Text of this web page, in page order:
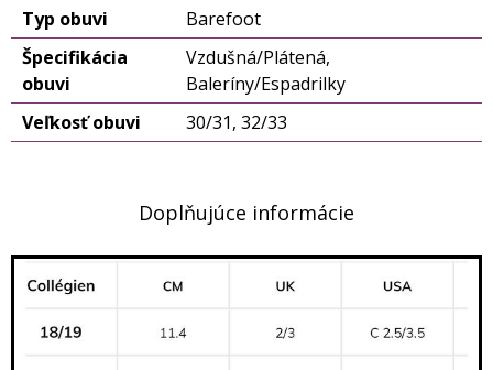
Typ obuvi
Barefoot
Špecifikácia
obuvi
Vzdušná/Plátená,
Baleríny/Espadrilky
Veľkosť obuvi
30/31, 32/33
Doplňujúce informácie